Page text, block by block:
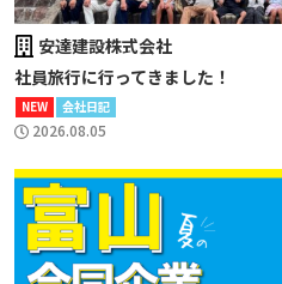
安達建設株式会社
社員旅行に行ってきました！
NEW 会社日記
2026.08.05